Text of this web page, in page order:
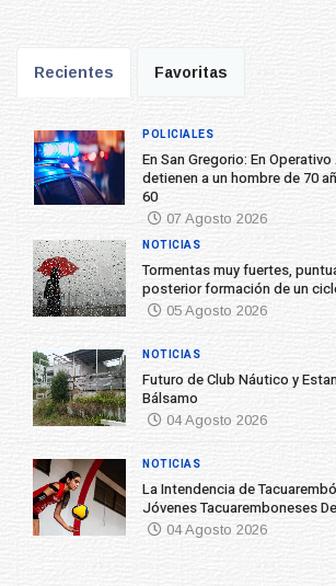
Recientes Favoritas
En San Gregorio: En
detienen a un hombre de 70
60
07 Agosto 2026
POLICIALES
Tormentas muy fuertes,
posterior formación de un
05 Agosto 2026
NOTICIAS
Futuro de Club Náutico y
Bálsamo
04 Agosto 2026
NOTICIAS
La Intendencia de
Jóvenes Tacuaremboneses
04 Agosto 2026
NOTICIAS